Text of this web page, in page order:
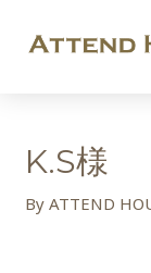
K.S様
ByATTEND